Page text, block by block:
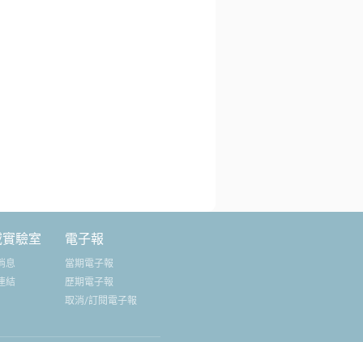
驗室
息
結
電子報
當期電子報
歷期電子報
取消/訂閱電子報